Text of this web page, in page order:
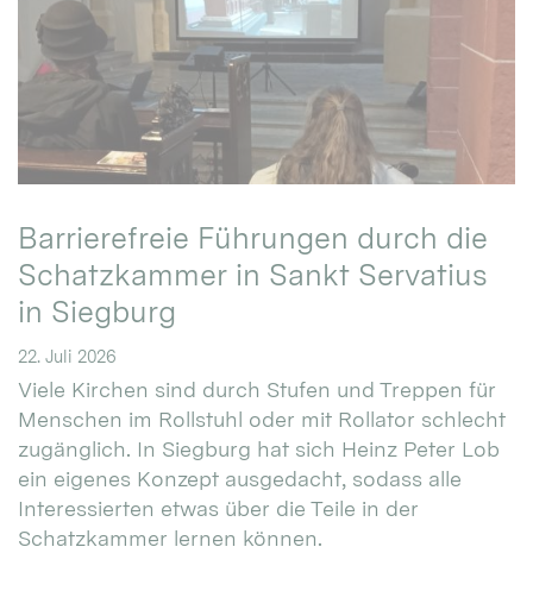
Barrierefreie Führungen durch die
Schatzkammer in Sankt Servatius
in Siegburg
22. Juli 2026
Viele Kirchen sind durch Stufen und Treppen für
Menschen im Rollstuhl oder mit Rollator schlecht
zugänglich. In Siegburg hat sich Heinz Peter Lob
ein eigenes Konzept ausgedacht, sodass alle
Interessierten etwas über die Teile in der
Schatzkammer lernen können.